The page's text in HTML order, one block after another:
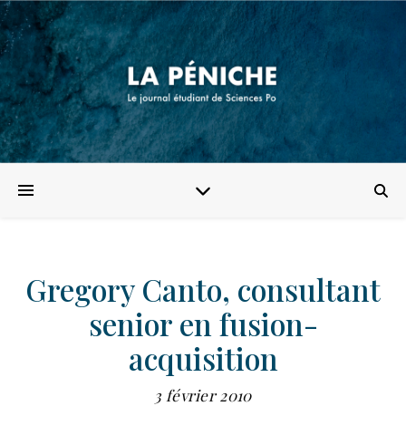
Gregory Canto, consultant
senior en fusion-
acquisition
3 février 2010